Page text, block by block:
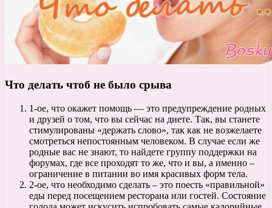
Что делать чтоб не было срыва
1-ое, что окажет помощь — это предупреждение родных
и друзей о том, что вы сейчас на диете. Так, вы станете
стимулированы «держать слово», так как не возжелаете
смотреться непостоянным человеком. В случае если же
родные вас не знают, то найдете группу поддержки на
форумах, где все проходят то же, что и вы, а именно –
ограничение в питании во имя красивых форм тела.
2-ое, что необходимо сделать – это поесть «правильной»
еды перед посещением ресторана или гостей. Состояние